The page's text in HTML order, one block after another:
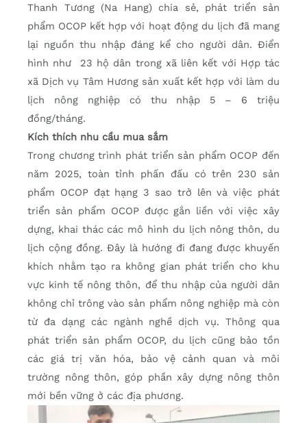
Thanh Tương (Na Hang) chia sẻ, phát triển sản
phẩm OCOP kết hợp với hoạt động du lịch đã mang
lại nguồn thu nhập đáng kể cho người dân. Điển
hình như 23 hộ dân trong xã liên kết với Hợp tác
xã Dịch vụ Tâm Hương sản xuất kết hợp với làm du
lịch nông nghiệp có thu nhập 5 – 6 triệu
đồng/tháng.
Kích thích nhu cầu mua sắm
Trong chương trình phát triển sản phẩm OCOP đến
năm 2025, toàn tỉnh phấn đấu có trên 230 sản
phẩm OCOP đạt hạng 3 sao trở lên và việc phát
triển sản phẩm OCOP được gắn liền với việc xây
dựng, khai thác các mô hình du lịch nông thôn, du
lịch cộng đồng. Đây là hướng đi đang được khuyến
khích nhằm tạo ra không gian phát triển cho khu
vực kinh tế nông thôn, để thu nhập của người dân
không chỉ trông vào sản phẩm nông nghiệp mà còn
từ đa dạng các ngành nghề dịch vụ. Thông qua
phát triển sản phẩm OCOP, du lịch cũng bảo tồn
các giá trị văn hóa, bảo vệ cảnh quan và môi
trường nông thôn, góp phần xây dựng nông thôn
mới bền vững ở các địa phương.